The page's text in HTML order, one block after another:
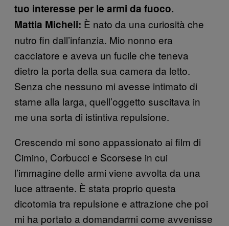
tuo interesse per le armi da fuoco.
Mattia Micheli: È nato da una curiosità che
nutro fin dall’infanzia. Mio nonno era
cacciatore e aveva un fucile che teneva
dietro la porta della sua camera da letto.
Senza che nessuno mi avesse intimato di
starne alla larga, quell’oggetto suscitava in
me una sorta di istintiva repulsione.
Crescendo mi sono appassionato ai film di
Cimino, Corbucci e Scorsese in cui
l’immagine delle armi viene avvolta da una
luce attraente. È stata proprio questa
dicotomia tra repulsione e attrazione che poi
mi ha portato a domandarmi come avvenisse